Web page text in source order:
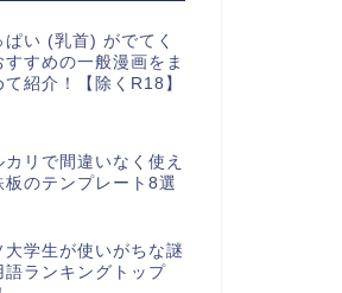
ぱい (乳首) がでてく
すすめの一般漫画をま
て紹介！【除くR18】
カリで間違いなく使え
板のテンプレート8選
大学生が使いがちな謎
語ランキングトップ